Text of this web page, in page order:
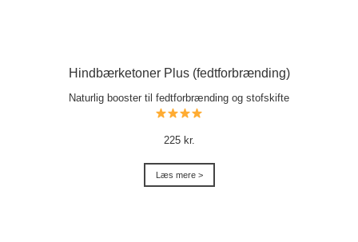
Hindbærketoner Plus (fedtforbrænding)
Naturlig booster til fedtforbrænding og stofskifte
225 kr.
Læs mere >